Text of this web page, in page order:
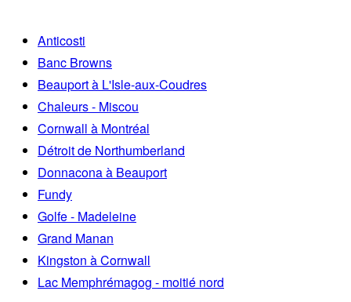
Anticosti
Banc Browns
Beauport à L'Isle-aux-Coudres
Chaleurs - Miscou
Cornwall à Montréal
Détroit de Northumberland
Donnacona à Beauport
Fundy
Golfe - Madeleine
Grand Manan
Kingston à Cornwall
Lac Memphrémagog - moitié nord